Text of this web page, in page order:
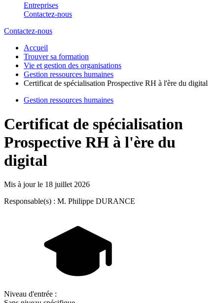
Entreprises
Contactez-nous
Contactez-nous
Accueil
Trouver sa formation
Vie et gestion des organisations
Gestion ressources humaines
Certificat de spécialisation Prospective RH à l'ère du digital
Gestion ressources humaines
Certificat de spécialisation
Prospective RH à l'ère du
digital
Mis à jour le 18 juillet 2026
Responsable(s) : M. Philippe DURANCE
Niveau d'entrée :